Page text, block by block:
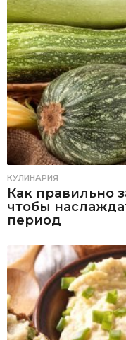
КУЛИНАРИЯ
Как правильно
чтобы
период